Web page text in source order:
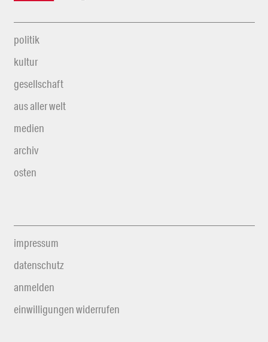
politik
kultur
gesellschaft
aus aller welt
medien
archiv
osten
impressum
datenschutz
anmelden
einwilligungen widerrufen